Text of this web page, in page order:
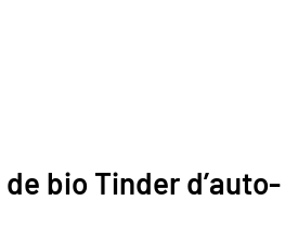
bio Tinder d’auto-